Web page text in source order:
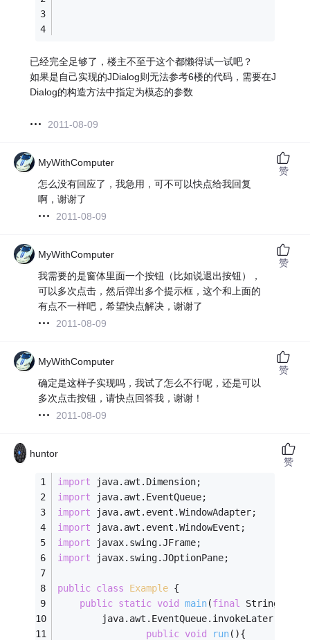
已经完全足够了，楼主不至于这个都懒得试一试吧？
如果是自己实现的JDialog则无法参考6楼的代码，需要在J
Dialog的构造方法中指定为模态的参数
2011-08-09
MyWithComputer
怎么没有回应了，我急用，可不可以快点给我回复
啊，谢谢了
2011-08-09
赞
MyWithComputer
我需要的是窗体里面一个按钮（比如说退出按钮），
可以多次点击，然后弹出多个提示框，这个和上面的
有点不一样吧，希望快点解决，谢谢了
2011-08-09
赞
MyWithComputer
确定是这样子实现吗，我试了怎么不行呢，还是可以
多次点击按钮，请快点回答我，谢谢！
2011-08-09
赞
huntor
import java.awt.Dimension;
import java.awt.EventQueue;
import java.awt.event.WindowAdapter;
import java.awt.event.WindowEvent;
import javax.swing.JFrame;
import javax.swing.JOptionPane;
public class Example {
public static void main(final
String[]
        java.awt.EventQueue.invokeLater(
public void run(){
赞